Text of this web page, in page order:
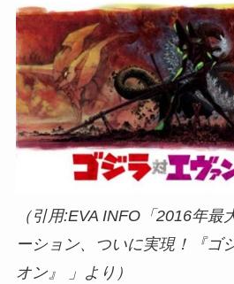
（引用:EVA INFO「2016年最
ーション、ついに実現！『ゴ
オン』 」より）